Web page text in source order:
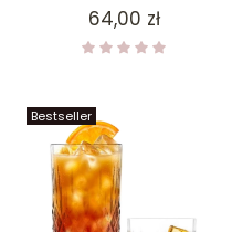
Cena
64,00 zł
Bestseller